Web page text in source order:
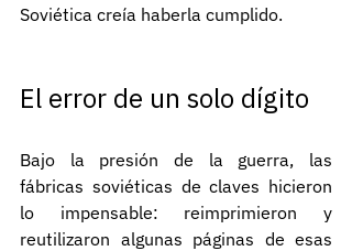
Soviética creía haberla cumplido.
El error de un solo dígito
Bajo la presión de la guerra, las
fábricas soviéticas de claves hicieron
lo impensable: reimprimieron y
reutilizaron algunas páginas de esas